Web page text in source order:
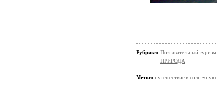
Рубрики: Познавательный туризм
ПРИРОДА
Метки: путешествие в